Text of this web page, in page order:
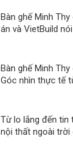
Bàn ghế Minh
án và VietBuild
Bàn ghế Minh
Góc nhìn thực tế
Từ lo lắng đến tin
nội thất ngoài trời